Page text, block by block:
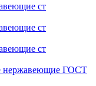
ст
ст
ст
нержавеющие ГОСТ